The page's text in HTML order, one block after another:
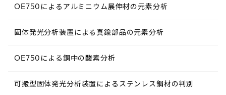
OE750によるアルミニウム展伸材の元素分析
固体発光分析装置による真鍮部品の元素分析
OE750による銅中の酸素分析
可搬型固体発光分析装置によるステンレス鋼材の判別